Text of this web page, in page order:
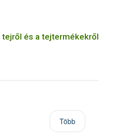
tejről és a tejtermékekről
Több